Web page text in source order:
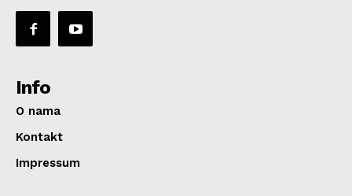
Info
O nama
Kontakt
Impressum